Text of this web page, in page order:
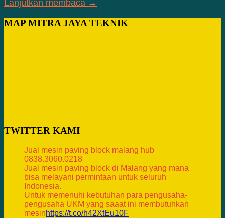
Lanjutkan membaca →
MAP MITRA JAYA TEKNIK
TWITTER KAMI
Jual mesin paving block malang hub
0838.3060.0218
Jual mesin paving block di Malang yang mana
bisa melayani permintaan untuk seluruh
Indonesia.
Untuk memenuhi kebutuhan para pengusaha-
pengusaha UKM yang saaat ini membutuhkan
mesinhttps://t.co/h42XtEu10F